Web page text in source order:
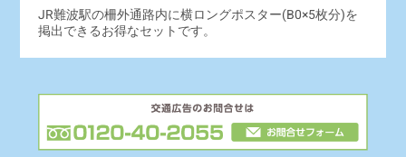
JR難波駅の柵外通路内に横ロングポスター(B0×5枚分)を
掲出できるお得なセットです。